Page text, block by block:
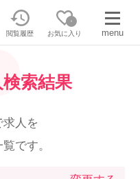
閲覧履歴
0
お気に入り menu
せはこちら
わせの内容を
人を探す
索結果
求人を
です。